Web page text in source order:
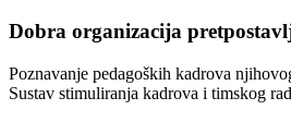
Dobra organizacija
Poznavanje pedagoških kadrova
Sustav stimuliranja kadrova i timskog